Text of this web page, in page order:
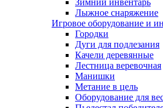
Зимний инвентарь
Лыжное снаряжение
Игровое оборудование и
Городки
Дуги для подлезания
Качели деревянные
Лестница веревочная
Манишки
Метание в цель
Оборудование для